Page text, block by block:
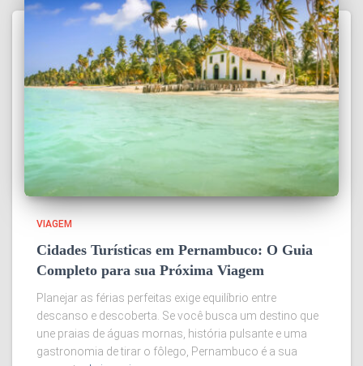
VIAGEM
Cidades Turísticas em Pernambuco: O Guia
Completo para sua Próxima Viagem
Planejar as férias perfeitas exige equilíbrio entre
descanso e descoberta. Se você busca um destino que
une praias de águas mornas, história pulsante e uma
gastronomia de tirar o fôlego, Pernambuco é a sua